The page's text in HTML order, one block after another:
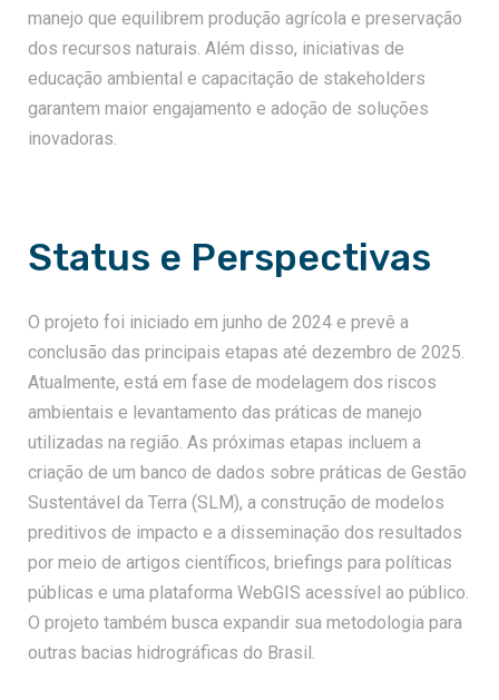
manejo que equilibrem produção agrícola e preservação
dos recursos naturais. Além disso, iniciativas de
educação ambiental e capacitação de stakeholders
garantem maior engajamento e adoção de soluções
inovadoras.
Status e Perspectivas
O projeto foi iniciado em junho de 2024 e prevê a
conclusão das principais etapas até dezembro de 2025.
Atualmente, está em fase de modelagem dos riscos
ambientais e levantamento das práticas de manejo
utilizadas na região. As próximas etapas incluem a
criação de um banco de dados sobre práticas de Gestão
Sustentável da Terra (SLM), a construção de modelos
preditivos de impacto e a disseminação dos resultados
por meio de artigos científicos, briefings para políticas
públicas e uma plataforma WebGIS acessível ao público.
O projeto também busca expandir sua metodologia para
outras bacias hidrográficas do Brasil.